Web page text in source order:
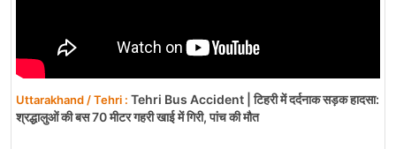
Uttarakhand / Tehri : Tehri Bus Accident | टिहरी में दर्दनाक सड़क हादसा:
श्रद्धालुओं की बस 70 मीटर गहरी खाई में गिरी, पांच की मौत